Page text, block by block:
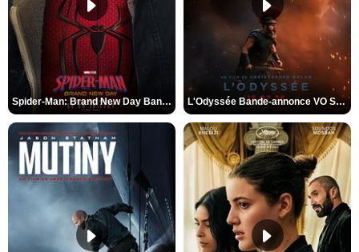
Spider-Man: Brand New Day Bande-annonce VO STFR L'Odyssée Bande-annonce VO STFR